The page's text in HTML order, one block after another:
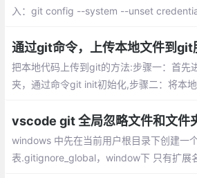
入：git config --system --unset
通过git命令，上传本地文件到git
把本地代码上传到git的方法:步骤一：首先
夹，通过命令git init初始化,步骤二：将本地
it commit将文件提交到本地仓库...
vscode git 全局忽略文件和文件
windows 中先在当前用户根目录下创建一
表.gitignore_global，window下 只有扩展